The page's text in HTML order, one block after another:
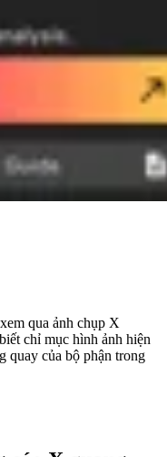
qua ảnh chụp X
chỉ mục hình ảnh hiện
quay của bộ phận trong